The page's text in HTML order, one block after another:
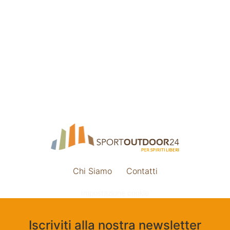
Chi Siamo Contatti
Iscriviti alla nostra newsletter